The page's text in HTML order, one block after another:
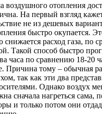
воздушного отопления
На первый взгляд
не из дешевых
быстро окупается.
снижается расход газа, по
Такой способ быстро
часа по сравнению 18-20
Причина тому – обычная
так как эти два
Однако воздух
сначала нагреться сама,
и только потом они